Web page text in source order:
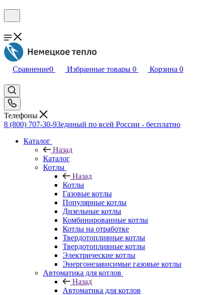
Сравнение0 Избранные товары 0 Корзина 0
Телефоны
8 (800) 707-30-93единый по всей России - бесплатно
Каталог
Назад
Каталог
Котлы
Назад
Котлы
Газовые котлы
Популярные котлы
Дизельные котлы
Комбинированные котлы
Котлы на отработке
Твердотопливные котлы
Твердотопливные котлы
Электрические котлы
Энергонезависимые газовые котлы
Автоматика для котлов
Назад
Автоматика для котлов